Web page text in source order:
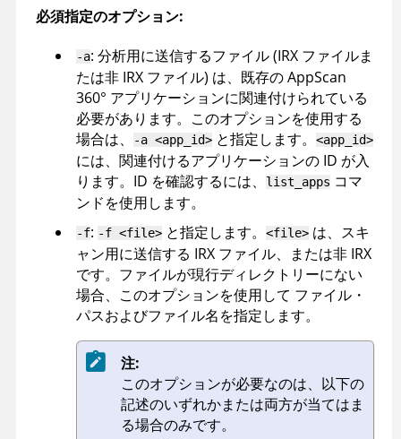
必須指定のオプション:
-a: 分析用に送信するファイル (IRX ファイルま
たは非 IRX ファイル) は、既存のAppScan
360° アプリケーションに関連付けられている
必要があります。このオプションを使用する
場合は、
-a <app_id> と指定します。 <app_id>
には、関連付けるアプリケーションの ID が入
ります。ID を確認するには、
list_apps コマ
ンドを使用します。
-f: -f <file> と指定します。 <file> は、スキ
ャン用に送信する IRX ファイル、または非 IRX
です。ファイルが現行ディレクトリーにない
場合、このオプションを使用して ファイル・
パスおよびファイル名を指定します。
注:
このオプションが必要なのは、以下の
記述のいずれかまたは両方が当てはま
る場合のみです。